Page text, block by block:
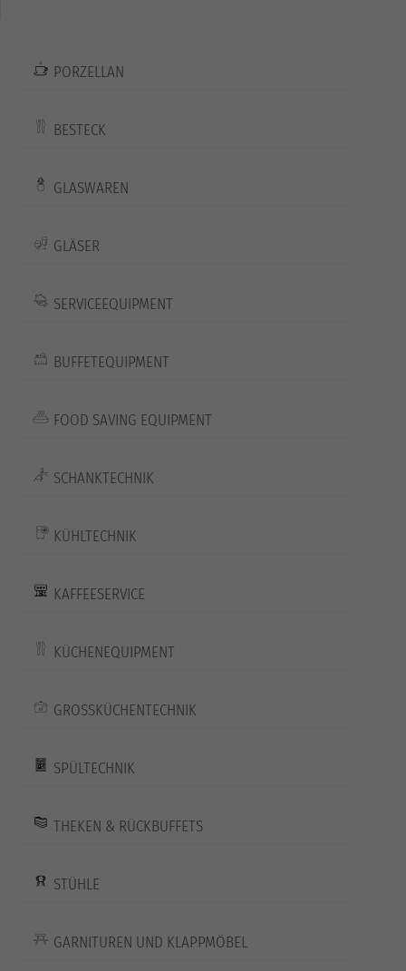
PORZELLAN
BESTECK
GLASWAREN
GLÄSER
SERVICEEQUIPMENT
BUFFETEQUIPMENT
FOOD SAVING EQUIPMENT
SCHANKTECHNIK
KÜHLTECHNIK
KAFFEESERVICE
KÜCHENEQUIPMENT
GROSSKÜCHENTECHNIK
SPÜLTECHNIK
THEKEN & RÜCKBUFFETS
STÜHLE
GARNITUREN UND KLAPPMÖBEL